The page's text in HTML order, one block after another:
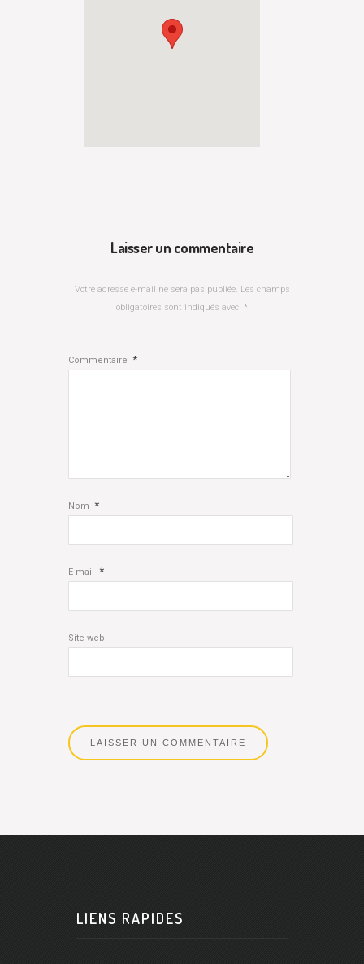
Laisser un commentaire
Votre adresse e-mail ne sera pas publiée. Les champs
obligatoires sont indiqués avec *
Commentaire *
Nom *
E-mail *
Site web
LIENS RAPIDES